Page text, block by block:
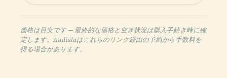
価格は目安です — 最終的な価格と空き状況は購入手続き時に確
定します。Audialaはこれらのリンク経由の予約から手数料を
得る場合があります。